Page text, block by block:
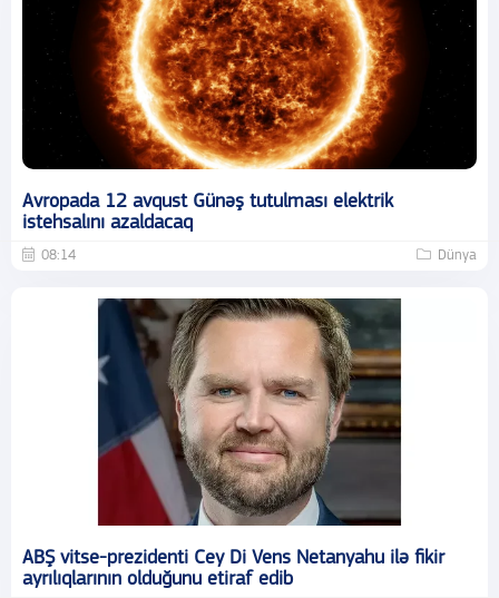
Avropada 12 avqust Günəş tutulması elektrik
istehsalını azaldacaq
08:14 Dünya
ABŞ vitse-prezidenti Cey Di Vens Netanyahu ilə fikir
ayrılıqlarının olduğunu etiraf edib